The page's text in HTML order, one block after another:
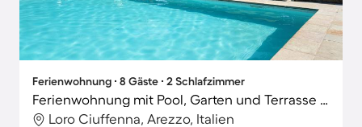
Ferienwohnung ∙ 8 Gäste ∙ 2 Schlafzimmer
Ferienwohnung mit Pool, Garten und Terrasse | Flussblick
Loro Ciuffenna, Arezzo, Italien